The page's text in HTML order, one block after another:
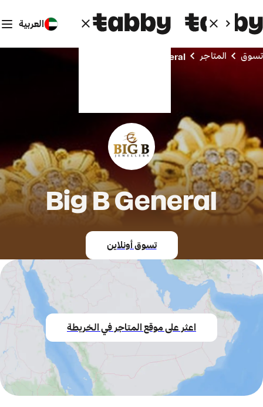
العربية
تسوق المتاجر Big B General
Big B General
تسوق أونلاين
اعثر على موقع المتاجر في الخريطة